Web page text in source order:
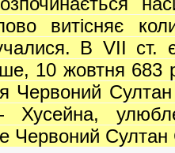
витісняє
В VII ст.
10 жовтня 683
Червоний
Султан